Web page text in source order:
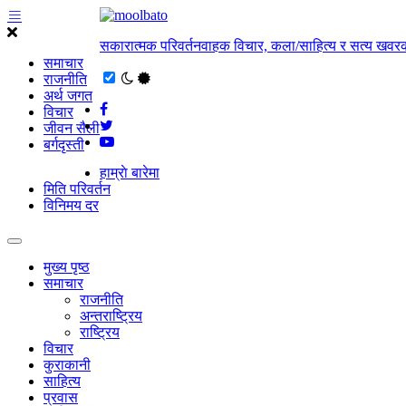
समाचार
राजनीति
अर्थ जगत
विचार
जीवन सैली
बर्गदृस्ती
सकारात्मक परिवर्तनवाहक विचार, कला/साहित्य र सत्य
हाम्राे बारेमा
मिति परिवर्तन
विनिमय दर
मुख्य पृष्ठ
समाचार
राजनीति
अन्तराष्ट्रिय
राष्ट्रिय
विचार
कुराकानी
साहित्य
प्रवास